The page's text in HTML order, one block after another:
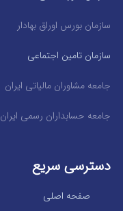
سازمان بورس اوراق بهادار
سازمان تامین اجتماعی
جامعه مشاوران مالیاتی ایران
جامعه حسابداران رسمی ایران
دسترسی سریع
صفحه اصلی